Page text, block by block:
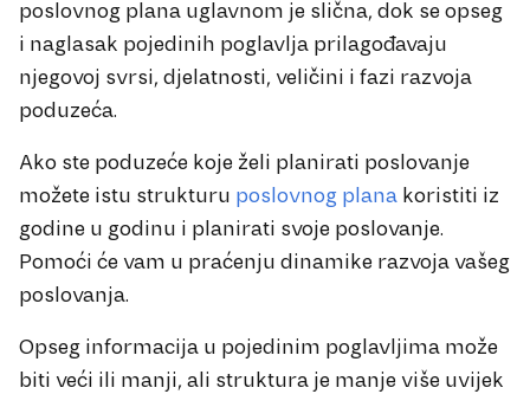
poslovnog plana uglavnom je slična, dok se opseg
i naglasak pojedinih poglavlja prilagođavaju
njegovoj svrsi, djelatnosti, veličini i fazi razvoja
poduzeća.
Ako ste poduzeće koje želi planirati poslovanje
možete istu strukturu poslovnog plana koristiti iz
godine u godinu i planirati svoje poslovanje.
Pomoći će vam u praćenju dinamike razvoja vašeg
poslovanja.
Opseg informacija u pojedinim poglavljima može
biti veći ili manji, ali struktura je manje više uvijek